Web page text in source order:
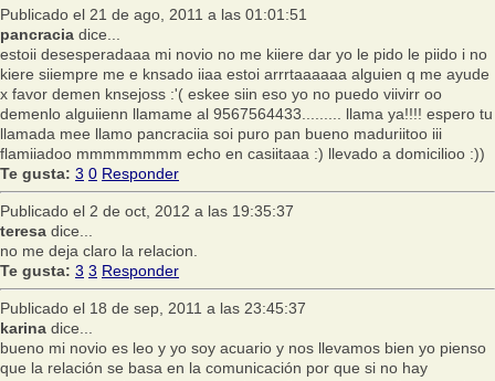
Publicado el 21 de ago, 2011 a las 01:01:51
pancracia dice...
estoii desesperadaaa mi novio no me kiiere dar yo le pido le piido i no
kiere siiempre me e knsado iiaa estoi arrrtaaaaaa alguien q me ayude
x favor demen knsejoss :'( eskee siin eso yo no puedo viivirr oo
demenlo alguiienn llamame al 9567564433......... llama ya!!!! espero tu
llamada mee llamo pancraciia soi puro pan bueno maduriitoo iii
flamiiadoo mmmmmmmm echo en casiitaaa :) llevado a domicilioo :))
Te gusta: 3 0 Responder
Publicado el 2 de oct, 2012 a las 19:35:37
teresa dice...
no me deja claro la relacion.
Te gusta: 3 3 Responder
Publicado el 18 de sep, 2011 a las 23:45:37
karina dice...
bueno mi novio es leo y yo soy acuario y nos llevamos bien yo pienso
que la relación se basa en la comunicación por que si no hay